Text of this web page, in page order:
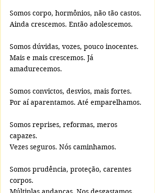
Somos corpo, hormônios, não tão castos.
Ainda crescemos. Então adolescemos.
Somos dúvidas, vozes, pouco inocentes.
Mais e mais crescemos. Já
amadurecemos.
Somos convictos, desvios, mais fortes.
Por aí aparentamos. Até emparelhamos.
Somos reprises, reformas, meros
capazes.
Vezes seguros. Nós caminhamos.
Somos prudência, proteção, carentes
corpos.